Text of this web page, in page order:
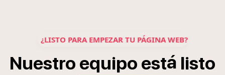
¿LISTO PARA EMPEZAR TU PÁGINA WEB?
Nuestro equipo está listo